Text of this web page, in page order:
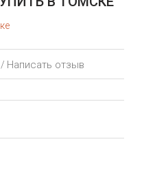
/ Написать отзыв